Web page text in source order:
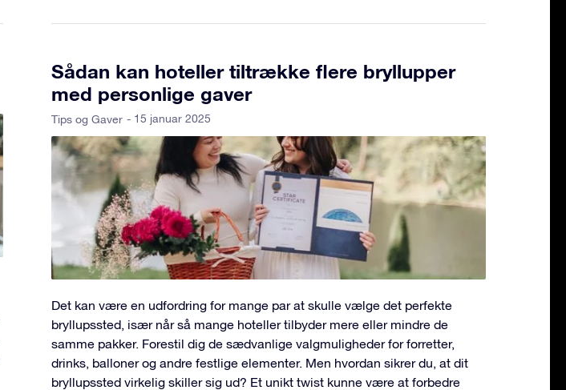
Sådan kan hoteller tiltrække flere bryllupper
med personlige gaver
Tips og Gaver - 15 januar 2025
Det kan være en udfordring for mange par at skulle vælge det perfekte
bryllupssted, især når så mange hoteller tilbyder mere eller mindre de
samme pakker. Forestil dig de sædvanlige valgmuligheder for forretter,
drinks, balloner og andre festlige elementer. Men hvordan sikrer du, at dit
bryllupssted virkelig skiller sig ud? Et unikt twist kunne være at forbedre